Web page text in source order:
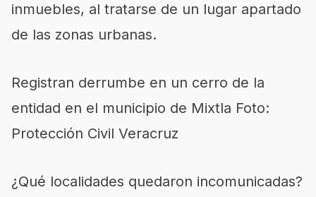
inmuebles, al tratarse de un lugar apartado
de las zonas urbanas.
Registran derrumbe en un cerro de la
entidad en el municipio de Mixtla Foto:
Protección Civil Veracruz
¿Qué localidades quedaron incomunicadas?